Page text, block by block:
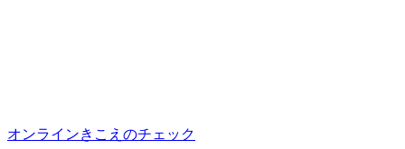
オンラインきこえのチェック